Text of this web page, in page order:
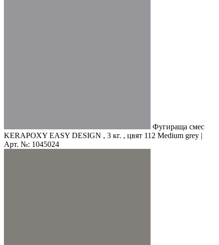
Фугираща смес
KERAPOXY EASY DESIGN , 3 кг. , цвят 112 Medium grey |
Арт. №: 1045024